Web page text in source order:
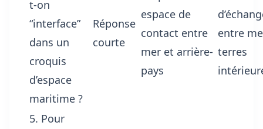
t-on
“interface”
dans un
croquis
d’espace
maritime ?
Réponse
courte
espace de
contact entre
mer et arrière-
pays
entre
terres
5. Pour